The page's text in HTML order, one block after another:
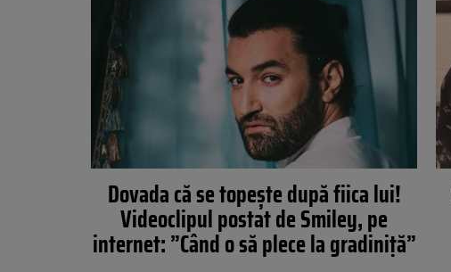
Dovada că se topește după fiica lui!
Videoclipul postat de Smiley, pe
internet: ”Când o să plece la gradiniță”